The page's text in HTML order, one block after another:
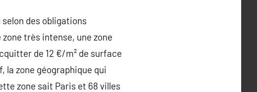
des obligations
très intense, une zone
de 12 €/m² de surface
la zone géographique qui
zone sait Paris et 68 villes